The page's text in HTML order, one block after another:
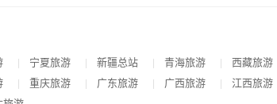
| 宁夏旅游 | 新疆总站 | 青海旅游 | 西藏旅游
| 重庆旅游 | 广东旅游 | 广西旅游 | 江西旅游